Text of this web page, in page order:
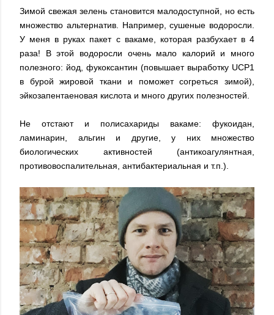
Зимой свежая зелень становится малодоступной, но есть
множество альтернатив. Например, сушеные водоросли.
У меня в руках пакет с вакаме, которая разбухает в 4
раза! В этой водоросли очень мало калорий и много
полезного: йод, фукоксантин (повышает выработку UCP1
в бурой жировой ткани и поможет согреться зимой),
эйкозапентаеновая кислота и много других полезностей.
Не отстают и полисахариды вакаме: фукоидан,
ламинарин, альгин и другие, у них множество
биологических активностей (антикоагулянтная,
противовоспалительная, антибактериальная и т.п.).